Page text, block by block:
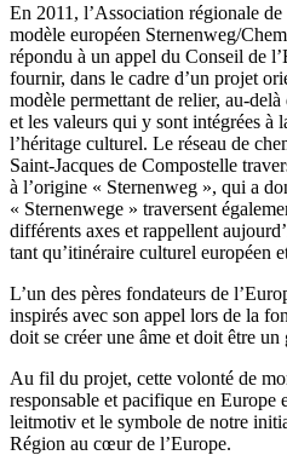
En 2011, l’Association régionale
modèle européen Sternenweg/
répondu à un appel du Conseil de
fournir, dans le cadre d’un projet
modèle permettant de relier, au-
et les valeurs qui y sont intégrées à
l’héritage culturel. Le réseau de
Saint-Jacques de Compostelle
à l’origine « Sternenweg », qui a
« Sternenwege » traversent
différents axes et rappellent
tant qu’itinéraire culturel européen
L’un des pères fondateurs de
inspirés avec son appel lors de la
doit se créer une âme et doit être
Au fil du projet, cette volonté de
responsable et pacifique en Europe
leitmotiv et le symbole de notre
Région au cœur de l’Europe.